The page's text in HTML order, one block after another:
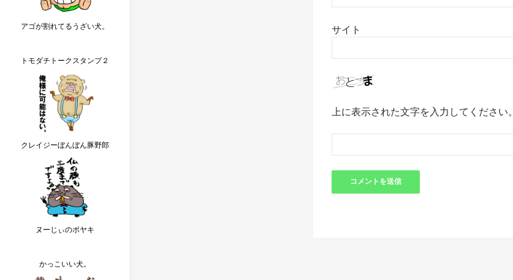
サイト
上に表示された文字を入力してください。
アゴが割れてるうざい犬。
トモダチトークスタンプ２
クレイジーぼんぼん豚野郎
ヌーじぃのボヤキ
かっこいい犬。